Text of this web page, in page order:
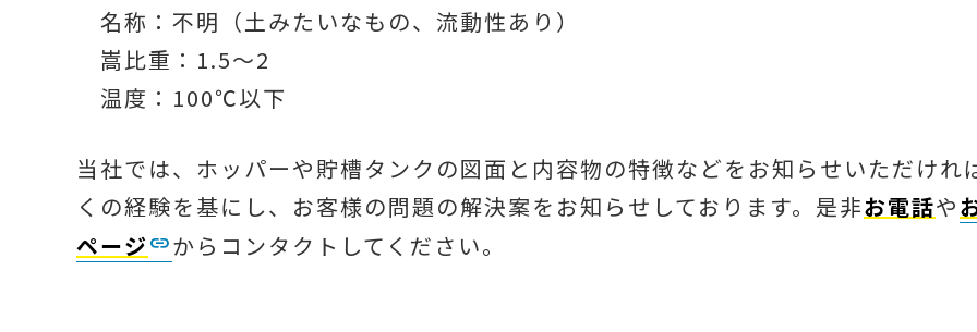
名称：不明（土みたいなもの、流動性あり）
嵩比重：1.5～2
温度：100℃以下
当社では、ホッパーや貯槽タンクの図面と内容物の特徴などをお知らせいただけれ
くの経験を基にし、お客様の問題の解決案をお知らせしております。是非お電話や
ページ
からコンタクトしてください。